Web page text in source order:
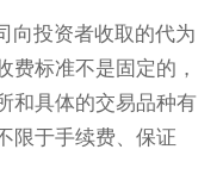
向投资者收取的代为
费标准不是固定的，
和具体的交易品种有
限于手续费、保证